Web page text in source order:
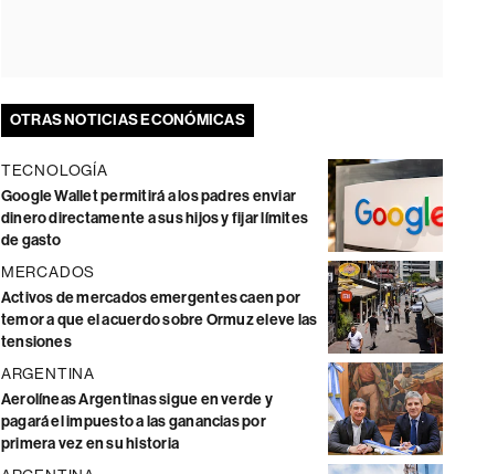
OTRAS NOTICIAS ECONÓMICAS
TECNOLOGÍA
Google Wallet permitirá a los padres enviar
dinero directamente a sus hijos y fijar límites
de gasto
MERCADOS
Activos de mercados emergentes caen por
temor a que el acuerdo sobre Ormuz eleve las
tensiones
ARGENTINA
Aerolíneas Argentinas sigue en verde y
pagará el impuesto a las ganancias por
primera vez en su historia